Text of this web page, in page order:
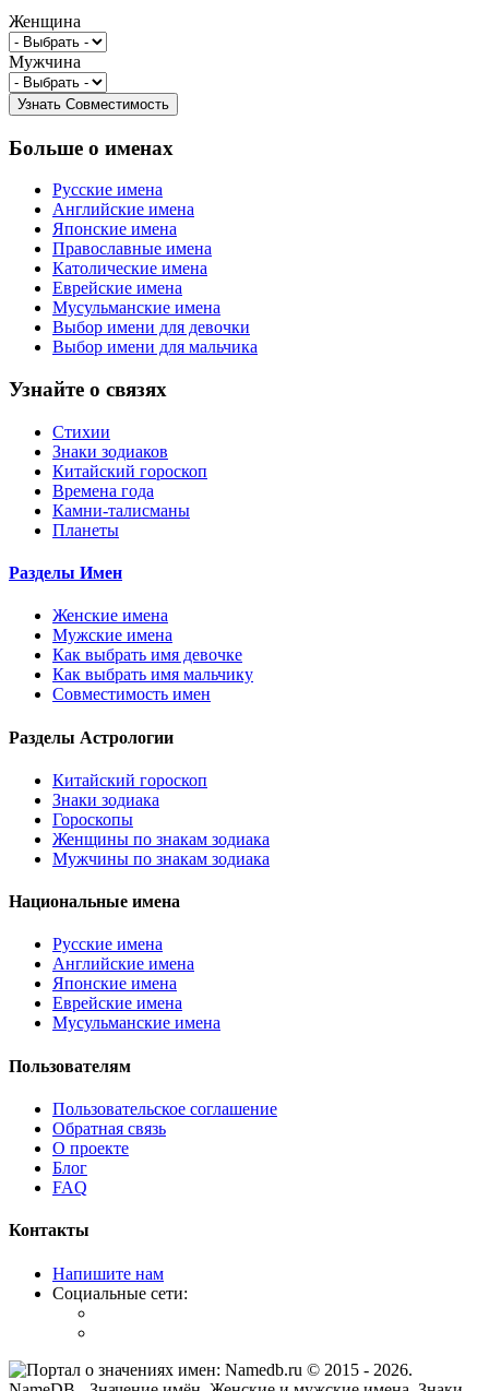
Женщина
Мужчина
Больше о именах
Русские имена
Английские имена
Японские имена
Православные имена
Католические имена
Еврейские имена
Мусульманские имена
Выбор имени для девочки
Выбор имени для мальчика
Узнайте о связях
Стихии
Знаки зодиаков
Китайский гороскоп
Времена года
Камни-талисманы
Планеты
Разделы Имен
Женские имена
Мужские имена
Как выбрать имя девочке
Как выбрать имя мальчику
Совместимость имен
Разделы Астрологии
Китайский гороскоп
Знаки зодиака
Гороскопы
Женщины по знакам зодиака
Мужчины по знакам зодиака
Национальные имена
Русские имена
Английские имена
Японские имена
Еврейские имена
Мусульманские имена
Пользователям
Пользовательское соглашение
Обратная связь
О проекте
Блог
FAQ
Контакты
Напишите нам
Социальные сети:
© 2015 - 2026.